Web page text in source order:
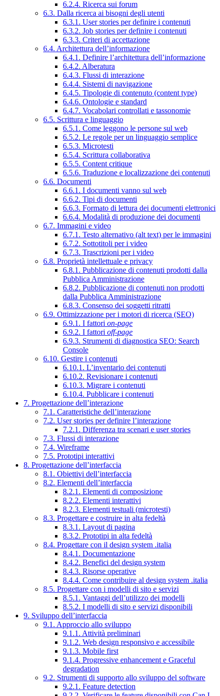
6.2.4. Ricerca sui forum
6.3. Dalla ricerca ai bisogni degli utenti
6.3.1. User stories per definire i contenuti
6.3.2. Job stories per definire i contenuti
6.3.3. Criteri di accettazione
6.4. Architettura dell’informazione
6.4.1. Definire l’architettura dell’informazione
6.4.2. Alberatura
6.4.3. Flussi di interazione
6.4.4. Sistemi di navigazione
6.4.5. Tipologie di contenuto (content type)
6.4.6. Ontologie e standard
6.4.7. Vocabolari controllati e tassonomie
6.5. Scrittura e linguaggio
6.5.1. Come leggono le persone sul web
6.5.2. Le regole per un linguaggio semplice
6.5.3. Microtesti
6.5.4. Scrittura collaborativa
6.5.5. Content critique
6.5.6. Traduzione e localizzazione dei contenuti
6.6. Documenti
6.6.1. I documenti vanno sul web
6.6.2. Tipi di documenti
6.6.3. Formato di lettura dei documenti elettronici
6.6.4. Modalità di produzione dei documenti
6.7. Immagini e video
6.7.1. Testo alternativo (alt text) per le immagini
6.7.2. Sottotitoli per i video
6.7.3. Trascrizioni per i video
6.8. Proprietà intellettuale e privacy
6.8.1. Pubblicazione di contenuti prodotti dalla
Pubblica Amministrazione
6.8.2. Pubblicazione di contenuti non prodotti
dalla Pubblica Amministrazione
6.8.3. Consenso dei soggetti ritratti
6.9. Ottimizzazione per i motori di ricerca (SEO)
6.9.1. I fattori on-page
6.9.2. I fattori off-page
6.9.3. Strumenti di diagnostica SEO: Search
Console
6.10. Gestire i contenuti
6.10.1. L’inventario dei contenuti
6.10.2. Revisionare i contenuti
6.10.3. Migrare i contenuti
6.10.4. Pubblicare i contenuti
7. Progettazione dell’interazione
7.1. Caratteristiche dell’interazione
7.2. User stories per definire l’interazione
7.2.1. Differenza tra scenari e user stories
7.3. Flussi di interazione
7.4. Wireframe
7.5. Prototipi interattivi
8. Progettazione dell’interfaccia
8.1. Obiettivi dell’interfaccia
8.2. Elementi dell’interfaccia
8.2.1. Elementi di composizione
8.2.2. Elementi interattivi
8.2.3. Elementi testuali (microtesti)
8.3. Progettare e costruire in alta fedeltà
8.3.1. Layout di pagina
8.3.2. Prototipi in alta fedeltà
8.4. Progettare con il design system .italia
8.4.1. Documentazione
8.4.2. Benefici del design system
8.4.3. Risorse operative
8.4.4. Come contribuire al design system .italia
8.5. Progettare con i modelli di sito e servizi
8.5.1. Vantaggi dell’utilizzo dei modelli
8.5.2. I modelli di sito e servizi disponibili
9. Sviluppo dell’interfaccia
9.1. Approccio allo sviluppo
9.1.1. Attività preliminari
9.1.2. Web design responsivo e accessibile
9.1.3. Mobile first
9.1.4. Progressive enhancement e Graceful
degradation
9.2. Strumenti di supporto allo sviluppo del software
9.2.1. Feature detection